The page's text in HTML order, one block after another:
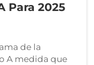
Para 2025
de la
A medida que